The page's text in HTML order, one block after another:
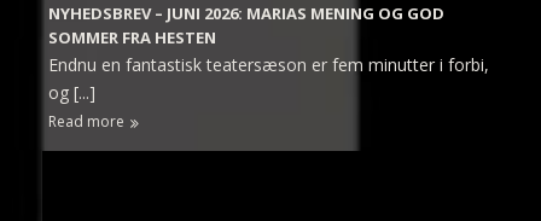
NYHEDSBREV – JUNI 2026: MARIAS MENING OG GOD
SOMMER FRA HESTEN
Endnu en fantastisk teatersæson er fem minutter i forbi,
og [...]
Read more